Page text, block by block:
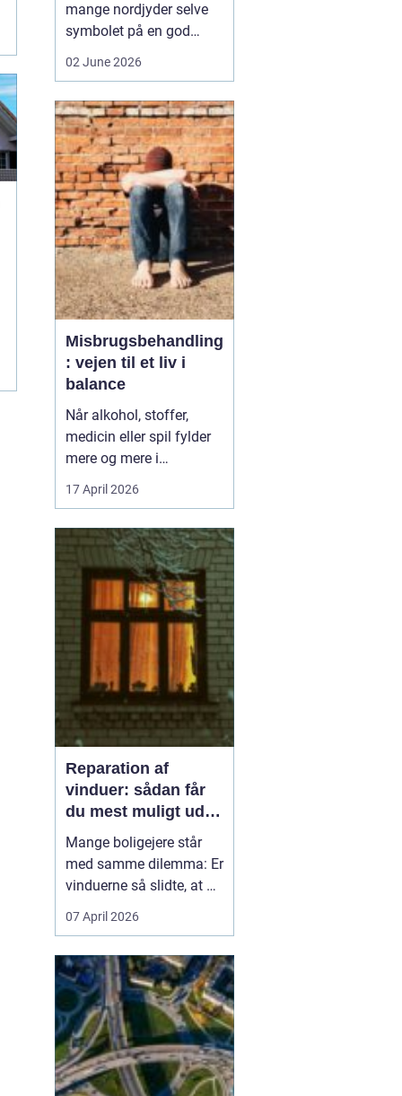
mange nordjyder selve
symbolet på en god
der forener tradition og
nytænkning. Her spiller
gode råvarer, lokalt
håndværk og kreativ
anretning sammen, så
du får en...
02 June 2026
Misbrugsbehandling
: vejen til et liv i
balance
Når alkohol, stoffer,
medicin eller spil fylder
mere og mere i
hverdagen, bliver
grænsen mellem vane
sløret. Mange forsøger
længe at klare sig selv,
men for en stor del viser
erfaringen, at...
17 April 2026
Reparation af
vinduer: sådan får
du mest muligt ud af
dine gamle vinduer
Mange boligejere står
med samme dilemma: Er
vinduerne så slidte, at de
bør skiftes, eller kan de
repareres og få nyt liv? I
kan en grundig
reparation af vinduer
være en både økon...
07 April 2026